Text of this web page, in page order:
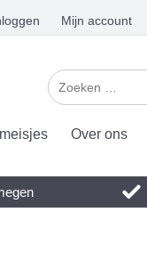
Mijn account
Over ons